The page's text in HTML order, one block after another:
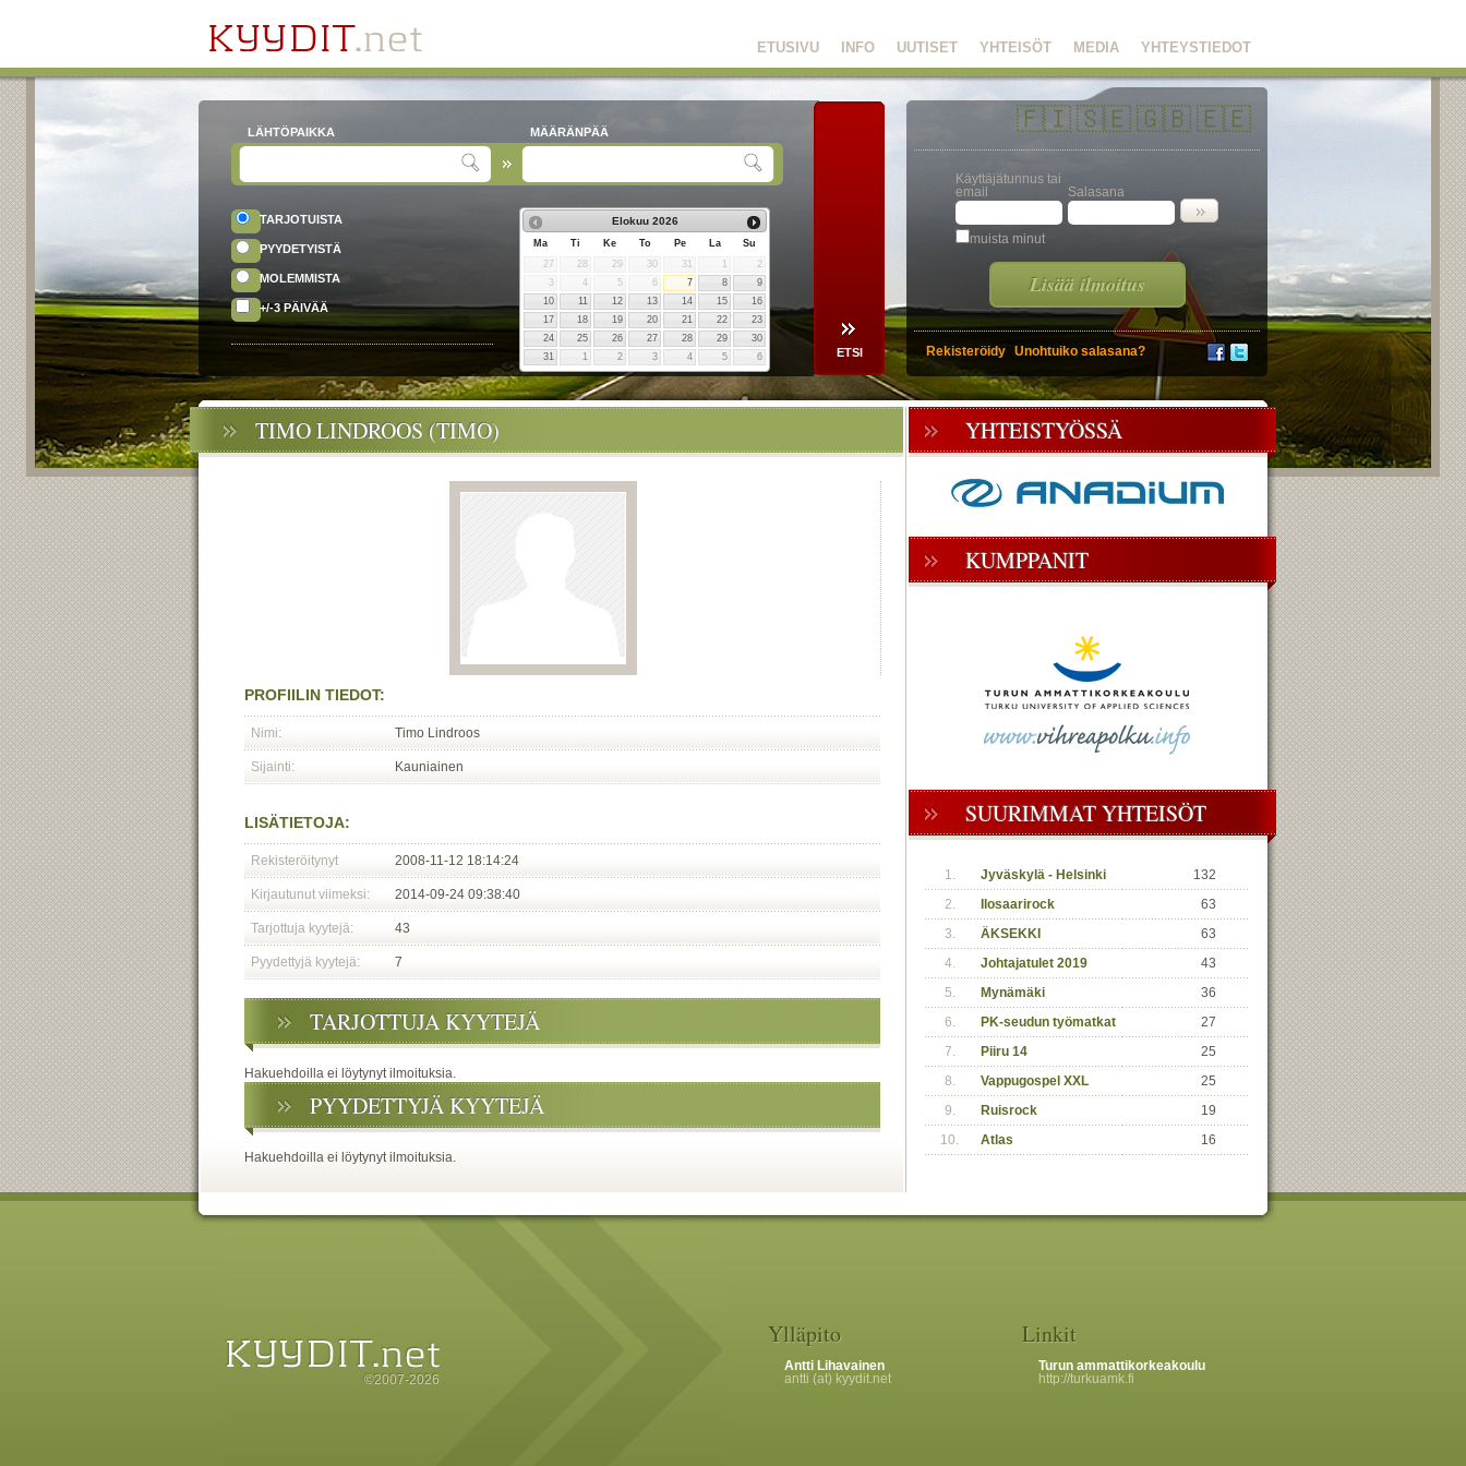
YHTEYSTIEDOT
MEDIA
YHTEISÖT
UUTISET
INFO
ETUSIVU
LÄHTÖPAIKKA MÄÄRÄNPÄÄ
TARJOTUISTA
PYYDETYISTÄ
MOLEMMISTA
+/-3 PÄIVÄÄ
Elokuu 2026
Ma Ti Ke To Pe La
Su
27
28 29 30 31
2
3
4 5 6 7 8
9
10
11 12 13 14 15
16
17
18 19 20 21 22
23
24
25 26 27 28 29
30
31
1 2 3 4 5 6
🇫🇮🇸🇪🇬🇧🇪🇪
Käyttäjätunnus tai
email
Salasana
muista minut
Lisää ilmoitus
Rekisteröidy Unohtuiko salasana?
TIMO LINDROOS (TIMO)
PROFIILIN TIEDOT:
Nimi: Timo Lindroos
Sijainti: Kauniainen
LISÄTIETOJA:
Rekisteröitynyt 2008-11-12 18:14:24
Kirjautunut viimeksi: 2014-09-24 09:38:40
Tarjottuja kyytejä: 43
Pyydettyjä kyytejä: 7
TARJOTTUJA KYYTEJÄ
Hakuehdoilla ei löytynyt ilmoituksia.
PYYDETTYJÄ KYYTEJÄ
Hakuehdoilla ei löytynyt ilmoituksia.
YHTEISTYÖSSÄ
KUMPPANIT
SUURIMMAT YHTEISÖT
1. Jyväskylä - Helsinki
132
2.
Ilosaarirock
63
3.
ÄKSEKKI
63
4.
Johtajatulet 2019
43
5.
Mynämäki
36
6.
PK-seudun työmatkat
27
7.
Piiru 14
25
8.
Vappugospel XXL
25
9.
Ruisrock
19
10.
Atlas 16
©2007-2026
Ylläpito
Antti Lihavainen
antti (at) kyydit.net
Linkit
Turun ammattikorkeakoulu
http://turkuamk.fi